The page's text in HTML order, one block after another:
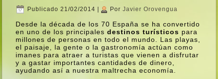
Publicado 21/02/2014 Por Javier Orovengua
Desde la década de los 70 España se ha convertido
en uno de los principalesdestinos turí­sticos para
millones de personas en todo el mundo. Las playas,
el paisaje, la gente o la gastronomí­a actúan como
imanes para atraer a turistas que vienen a disfrutar
y a gastar importantes cantidades de dinero,
ayudando así­ a nuestra maltrecha economí­a.